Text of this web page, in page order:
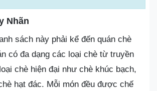
Nhãn
sách này phải kể đến quán chè
có đa dạng các loại chè từ truyền
chè hiện đại như chè khúc bạch,
hạt đác. Mỗi món đều được chế